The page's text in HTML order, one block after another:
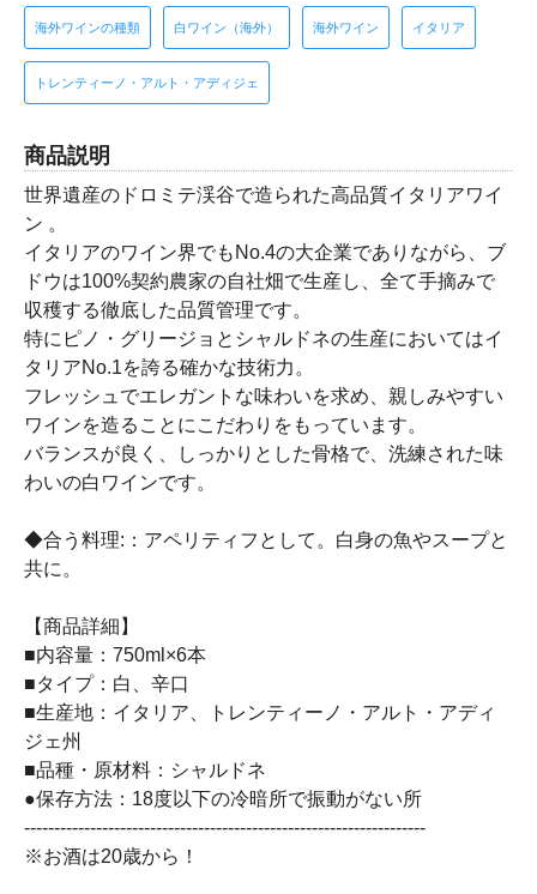
海外ワインの種類 白ワイン（海外） 海外ワイン イタリア
トレンティーノ・アルト・アディジェ
商品説明
世界遺産のドロミテ渓谷で造られた高品質イタリアワイ
ン 。
イタリアのワイン界でもNo.4の大企業でありながら、ブ
ドウは100%契約農家の自社畑で生産し、全て手摘みで
収穫する徹底した品質管理です。
特にピノ・グリージョとシャルドネの生産においてはイ
タリアNo.1を誇る確かな技術力。
フレッシュでエレガントな味わいを求め、親しみやすい
ワインを造ることにこだわりをもっています。
バランスが良く、しっかりとした骨格で、洗練された味
わいの白ワインです。
◆合う料理:：アペリティフとして。白身の魚やスープと
共に。
【商品詳細】
■内容量：750ml×6本
■タイプ：白、辛口
■生産地：イタリア、トレンティーノ・アルト・アディ
ジェ州
■品種・原材料：シャルドネ
●保存方法：18度以下の冷暗所で振動がない所
-------------------------------------------------------------------
※お酒は20歳から！